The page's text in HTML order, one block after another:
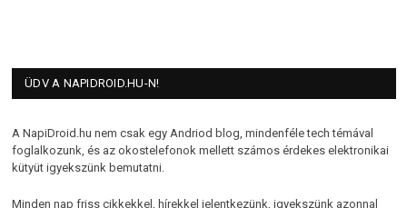
ÜDV A NAPIDROID.HU-N!
A NapiDroid.hu nem csak egy Andriod blog, mindenféle tech témával
foglalkozunk, és az okostelefonok mellett számos érdekes elektronikai
kütyüt igyekszünk bemutatni.
Minden nap friss cikkekkel, hírekkel jelentkezünk, igyekszünk azonnal